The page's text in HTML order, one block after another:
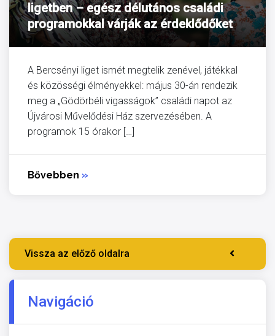
ligetben – egész délutános családi
programokkal várják az érdeklődőket
A Bercsényi liget ismét megtelik zenével, játékkal
és közösségi élményekkel: május 30-án rendezik
meg a „Gödörbéli vigasságok” családi napot az
Újvárosi Művelődési Ház szervezésében. A
programok 15 órakor […]
Bővebben »
Vissza az előző oldalra
Navigáció